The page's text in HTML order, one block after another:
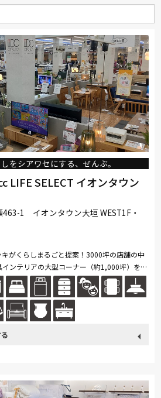
をシアワセにする、ぜんぶ。
SELECT イオンタウン
1 イオンタウン大垣 WEST1F・
がくらしまるごと提案！3000坪の店舗の中
ンテリアの大型コーナー（約1,000坪）を展
グなど地域最大級の品揃え。「体感・体
工芸 小島工芸 綾野製作所